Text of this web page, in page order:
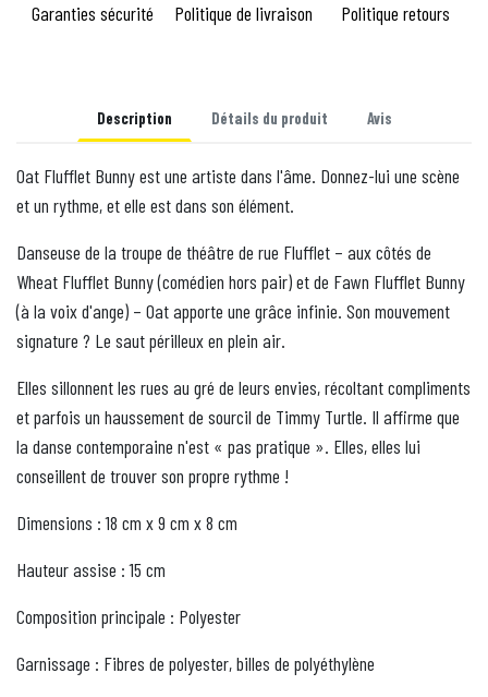
Garanties sécurité Politique de livraison Politique retours
Description Détails du produit Avis
Oat Flufflet Bunny est une artiste dans l'âme. Donnez-lui une scène
et un rythme, et elle est dans son élément.
Danseuse de la troupe de théâtre de rue Flufflet – aux côtés de
Wheat Flufflet Bunny (comédien hors pair) et de Fawn Flufflet Bunny
(à la voix d'ange) – Oat apporte une grâce infinie. Son mouvement
signature ? Le saut périlleux en plein air.
Elles sillonnent les rues au gré de leurs envies, récoltant compliments
et parfois un haussement de sourcil de Timmy Turtle. Il affirme que
la danse contemporaine n'est « pas pratique ». Elles, elles lui
conseillent de trouver son propre rythme !
Dimensions : 18 cm x 9 cm x 8 cm
Hauteur assise : 15 cm
Composition principale : Polyester
Garnissage : Fibres de polyester, billes de polyéthylène